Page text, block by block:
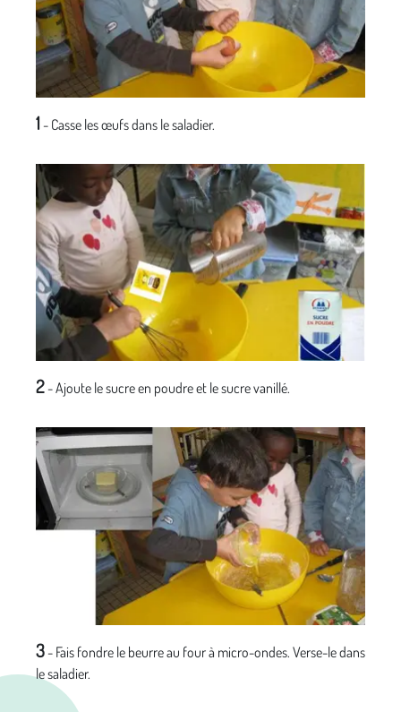
1- Casse les œufs dans le saladier.
2- Ajoute le sucre en poudre et le sucre vanillé.
3- Fais fondre le beurre au four à micro-ondes. Verse-le dans
le saladier.